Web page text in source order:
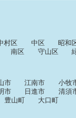
村区 中区
昭和
南区 守山区
市 江南市
小牧
市 日進市
清須
豊山町
大口町